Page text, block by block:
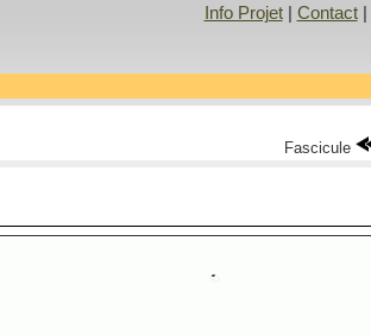
Info Projet| Contact|
Fascicule